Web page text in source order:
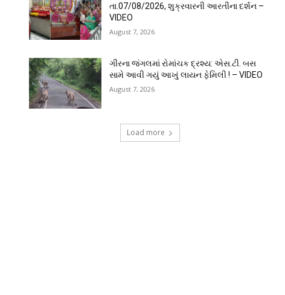
તા.07/08/2026, શુક્રવારની આરતીના દર્શન –
VIDEO
August 7, 2026
ગીરના જંગલમાં રોમાંચક દ્રશ્ય: એસ.ટી. બસ
સામે આવી ગયું આખું લાયન ફેમિલી ! – VIDEO
August 7, 2026
Load more